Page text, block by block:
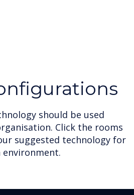
should be used
Click the rooms
suggested technology for
environment.